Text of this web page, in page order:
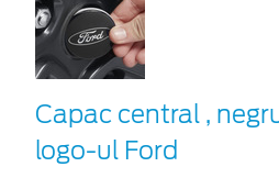
Capac central ,
logo-ul Ford